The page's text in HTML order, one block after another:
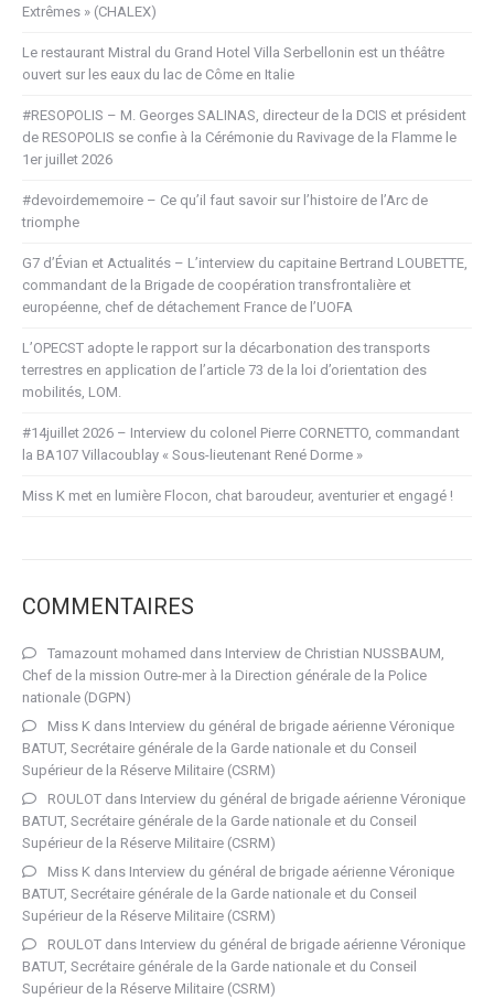
Extrêmes » (CHALEX)
Le restaurant Mistral du Grand Hotel Villa Serbellonin est un théâtre
ouvert sur les eaux du lac de Côme en Italie
#RESOPOLIS – M. Georges SALINAS, directeur de la DCIS et président
de RESOPOLIS se confie à la Cérémonie du Ravivage de la Flamme le
1er juillet 2026
#devoirdememoire – Ce qu’il faut savoir sur l’histoire de l’Arc de
triomphe
G7 d’Évian et Actualités – L’interview du capitaine Bertrand LOUBETTE,
commandant de la Brigade de coopération transfrontalière et
européenne, chef de détachement France de l’UOFA
L’OPECST adopte le rapport sur la décarbonation des transports
terrestres en application de l’article 73 de la loi d’orientation des
mobilités, LOM.
#14juillet 2026 – Interview du colonel Pierre CORNETTO, commandant
la BA107 Villacoublay « Sous-lieutenant René Dorme »
Miss K met en lumière Flocon, chat baroudeur, aventurier et engagé !
COMMENTAIRES
Tamazount mohamed dans Interview de Christian NUSSBAUM,
Chef de la mission Outre-mer à la Direction générale de la Police
nationale (DGPN)
Miss K dans Interview du général de brigade aérienne Véronique
BATUT, Secrétaire générale de la Garde nationale et du Conseil
Supérieur de la Réserve Militaire (CSRM)
ROULOT dans Interview du général de brigade aérienne Véronique
BATUT, Secrétaire générale de la Garde nationale et du Conseil
Supérieur de la Réserve Militaire (CSRM)
Miss K dans Interview du général de brigade aérienne Véronique
BATUT, Secrétaire générale de la Garde nationale et du Conseil
Supérieur de la Réserve Militaire (CSRM)
ROULOT dans Interview du général de brigade aérienne Véronique
BATUT, Secrétaire générale de la Garde nationale et du Conseil
Supérieur de la Réserve Militaire (CSRM)